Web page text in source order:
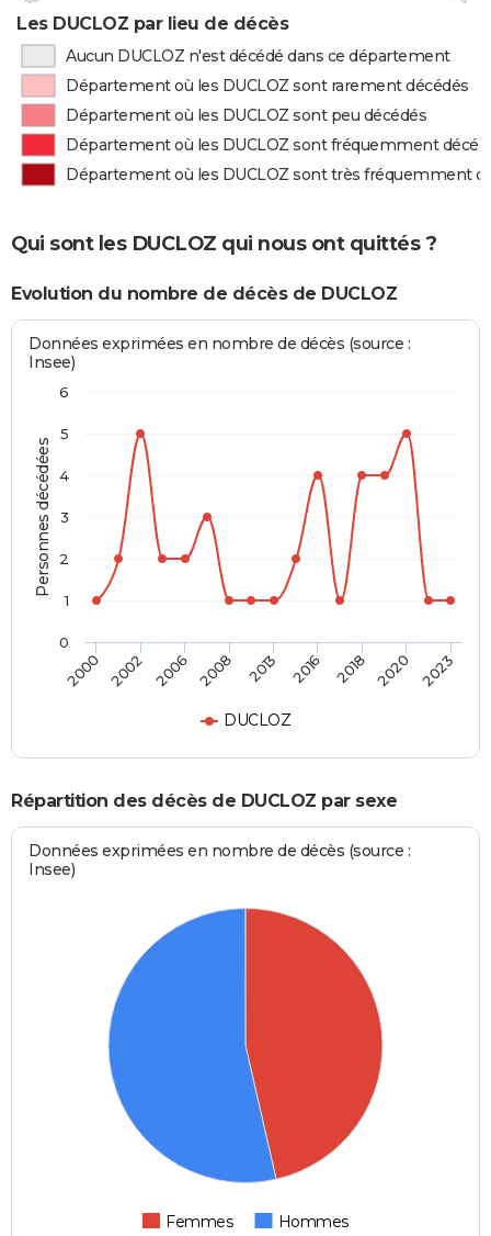
Les DUCLOZ par lieu de décès
Aucun DUCLOZ n'est décédé dans ce département
Département où les DUCLOZ sont rarement décédés
Département où les DUCLOZ sont peu décédés
Département où les DUCLOZ sont fréquemment
Département où les DUCLOZ sont très fréquemment
Qui sont les DUCLOZ qui nous ont quittés ?
Evolution du nombre de décès de DUCLOZ
Personnes décédées
Données exprimées en nombre de décès (source :
Insee)
DUCLOZ
2000 2002 2006 2008 2013 2016 2018 2020 2023
0
1
2
3
4
5
6
Répartition des décès de DUCLOZ par sexe
Données exprimées en nombre de décès (source :
Insee)
Femmes Hommes